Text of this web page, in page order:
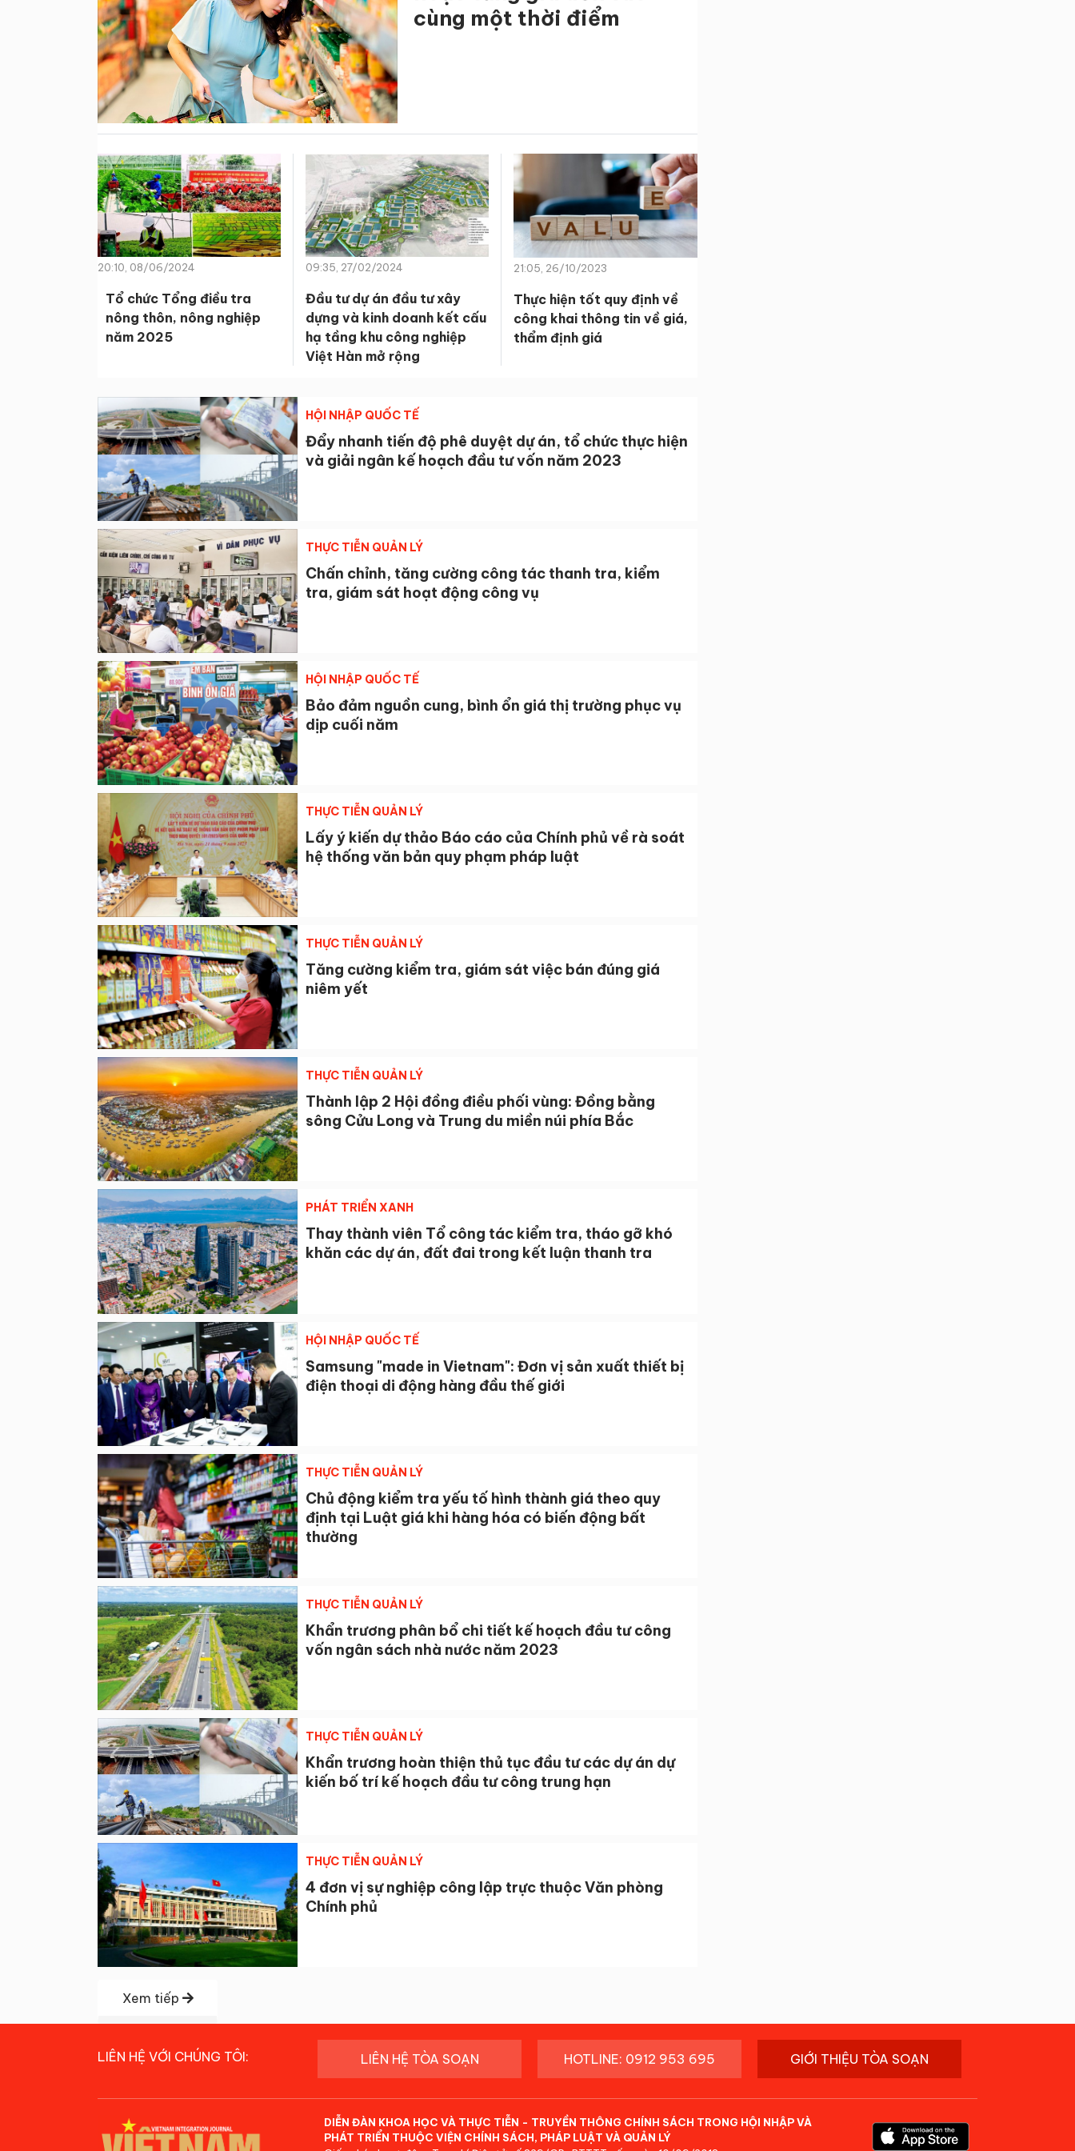
cùng một thời điểm
20:10, 08/06/2024
Tổ chức Tổng điều tra
nông thôn, nông nghiệp
năm 2025
09:35, 27/02/2024
Đầu tư dự án đầu tư xây
dựng và kinh doanh kết cấu
hạ tầng khu công nghiệp
Việt Hàn mở rộng
21:05, 26/10/2023
Thực hiện tốt quy định về
công khai thông tin về giá,
thẩm định giá
HỘI NHẬP QUỐC TẾ
Đẩy nhanh tiến độ phê duyệt dự án, tổ chức thực hiện
và giải ngân kế hoạch đầu tư vốn năm 2023
THỰC TIỄN QUẢN LÝ
Chấn chỉnh, tăng cường công tác thanh tra, kiểm
tra, giám sát hoạt động công vụ
HỘI NHẬP QUỐC TẾ
Bảo đảm nguồn cung, bình ổn giá thị trường phục vụ
dịp cuối năm
THỰC TIỄN QUẢN LÝ
Lấy ý kiến dự thảo Báo cáo của Chính phủ về rà soát
hệ thống văn bản quy phạm pháp luật
THỰC TIỄN QUẢN LÝ
Tăng cường kiểm tra, giám sát việc bán đúng giá
niêm yết
THỰC TIỄN QUẢN LÝ
Thành lập 2 Hội đồng điều phối vùng: Đồng bằng
sông Cửu Long và Trung du miền núi phía Bắc
PHÁT TRIỂN XANH
Thay thành viên Tổ công tác kiểm tra, tháo gỡ khó
khăn các dự án, đất đai trong kết luận thanh tra
HỘI NHẬP QUỐC TẾ
Samsung "made in Vietnam": Đơn vị sản xuất thiết bị
điện thoại di động hàng đầu thế giới
THỰC TIỄN QUẢN LÝ
Chủ động kiểm tra yếu tố hình thành giá theo quy
định tại Luật giá khi hàng hóa có biến động bất
thường
THỰC TIỄN QUẢN LÝ
Khẩn trương phân bổ chi tiết kế hoạch đầu tư công
vốn ngân sách nhà nước năm 2023
THỰC TIỄN QUẢN LÝ
Khẩn trương hoàn thiện thủ tục đầu tư các dự án dự
kiến bố trí kế hoạch đầu tư công trung hạn
THỰC TIỄN QUẢN LÝ
4 đơn vị sự nghiệp công lập trực thuộc Văn phòng
Chính phủ
Xem tiếp
LIÊN HỆ VỚI CHÚNG TÔI: LIÊN HỆ TÒA SOẠN HOTLINE: 0912 953 695 GIỚI THIỆU TÒA SOẠN
DIỄN ĐÀN KHOA HỌC VÀ THỰC TIỄN - TRUYỀN THÔNG CHÍNH SÁCH TRONG HỘI NHẬP VÀ
PHÁT TRIỂN THUỘC VIỆN CHÍNH SÁCH, PHÁP LUẬT VÀ QUẢN LÝ